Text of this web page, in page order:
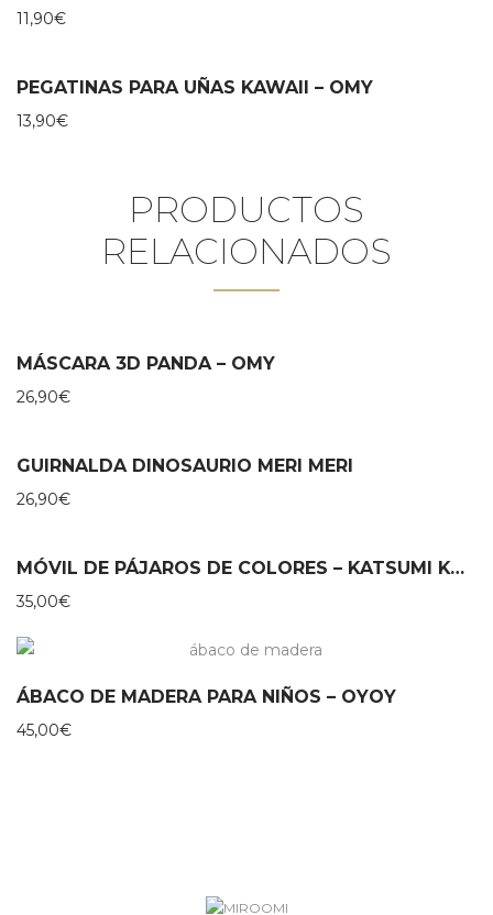
11,90€
PEGATINAS PARA UÑAS KAWAII – OMY
13,90€
PRODUCTOS
RELACIONADOS
MÁSCARA 3D PANDA – OMY
26,90€
GUIRNALDA DINOSAURIO MERI MERI
26,90€
MÓVIL DE PÁJAROS DE COLORES – KATSUMI KOMAGATA
35,00€
ÁBACO DE MADERA PARA NIÑOS – OYOY
45,00€